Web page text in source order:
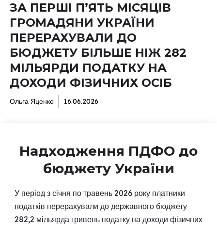
ЗА ПЕРШІ П’ЯТЬ МІСЯЦІВ
ГРОМАДЯНИ УКРАЇНИ
ПЕРЕРАХУВАЛИ ДО
БЮДЖЕТУ БІЛЬШЕ НІЖ 282
МІЛЬЯРДИ ПОДАТКУ НА
ДОХОДИ ФІЗИЧНИХ ОСІБ
Ольга Яценко 16.06.2026
Надходження ПДФО до
бюджету України
У період з січня по травень 2026 року платники
податків перерахували до державного бюджету
282,2 мільярда гривень податку на доходи фізичних